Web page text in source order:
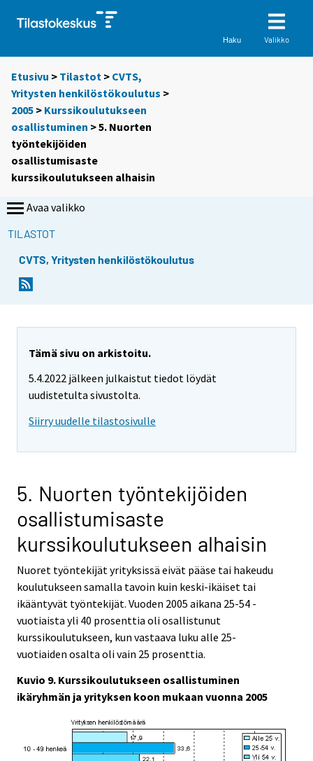
Haku Valikko
Etusivu > Tilastot > CVTS,
Yritysten henkilöstökoulutus >
2005 > Kurssikoulutukseen
osallistuminen > 5. Nuorten
työntekijöiden
osallistumisaste
kurssikoulutukseen alhaisin
Avaa valikko
TILASTOT
CVTS, Yritysten henkilöstökoulutus
Tämä sivu on arkistoitu.
5.4.2022 jälkeen julkaistut tiedot löydät
uudistetulta sivustolta.
Siirry uudelle tilastosivulle
5. Nuorten työntekijöiden
osallistumisaste
kurssikoulutukseen alhaisin
Nuoret työntekijät yrityksissä eivät pääse tai hakeudu
koulutukseen samalla tavoin kuin keski-ikäiset tai
ikääntyvät työntekijät. Vuoden 2005 aikana 25-54 -
vuotiaista yli 40 prosenttia oli osallistunut
kurssikoulutukseen, kun vastaava luku alle 25-
vuotiaiden osalta oli vain 25 prosenttia.
Kuvio 9. Kurssikoulutukseen osallistuminen
ikäryhmän ja yrityksen koon mukaan vuonna 2005